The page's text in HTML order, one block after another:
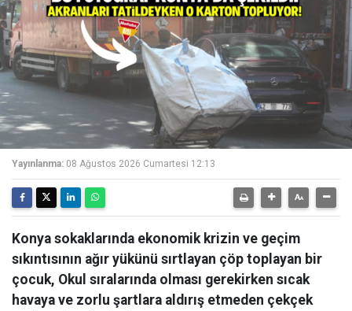
Yayınlanma: 08 Ağustos 2026 Cumartesi 12:13
Konya sokaklarında ekonomik krizin ve geçim
sıkıntısının ağır yükünü sırtlayan çöp toplayan bir
çocuk, Okul sıralarında olması gerekirken sıcak
havaya ve zorlu şartlara aldırış etmeden çekçek